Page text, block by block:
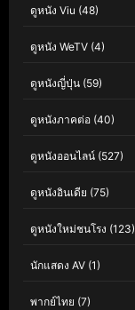
ดูหนัง Viu (48)
ดูหนัง WeTV (4)
ดูหนังญี่ปุ่น (59)
ดูหนังภาคต่อ (40)
ดูหนังออนไลน์ (527)
ดูหนังอินเดีย (75)
ดูหนังใหม่ชนโรง (123)
นักแสดง AV (1)
พากย์ไทย (7)